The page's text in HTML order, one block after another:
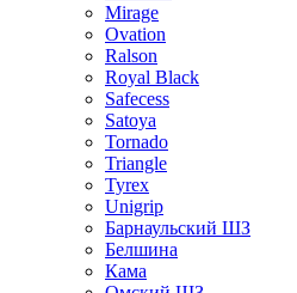
Mirage
Ovation
Ralson
Royal Black
Safecess
Satoya
Tornado
Triangle
Tyrex
Unigrip
Барнаульский ШЗ
Белшина
Кама